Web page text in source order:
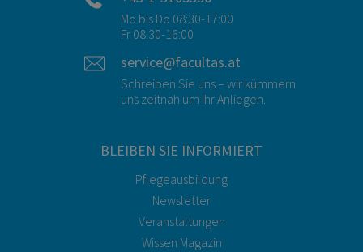
Mo bis Do 08:30-17:00
Fr 08:30-16:00
service@facultas.at
Schreiben Sie uns – wir kümmern
uns zeitnah um Ihr Anliegen.
BLEIBEN SIE INFORMIERT
Pflegeausbildung
Newsletter
Veranstaltungen
Wissen Magazin